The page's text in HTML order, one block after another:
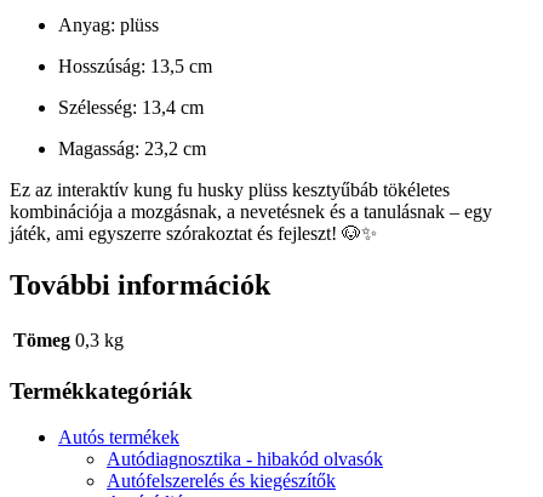
Anyag: plüss
Hosszúság: 13,5 cm
Szélesség: 13,4 cm
Magasság: 23,2 cm
Ez az interaktív kung fu husky plüss kesztyűbáb tökéletes
kombinációja a mozgásnak, a nevetésnek és a tanulásnak – egy
játék, ami egyszerre szórakoztat és fejleszt! 🐶✨
További információk
Tömeg 0,3 kg
Termékkategóriák
Autós termékek
Autódiagnosztika - hibakód olvasók
Autófelszerelés és kiegészítők